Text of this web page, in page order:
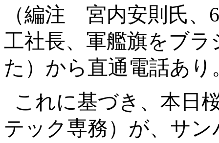
（編注 宮内安則氏、
工社長、軍艦旗をブ
た）から直通電話あり
これに基づき、本日
テック専務）が、サ